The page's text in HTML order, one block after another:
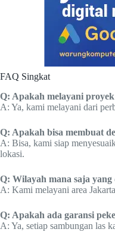
FAQ Singkat
Q: Apakah melayani
A: Ya, kami melayani dari
Q: Apakah bisa membuat
A: Bisa, kami siap
lokasi.
Q: Wilayah mana saja yang
A: Kami melayani area
Q: Apakah ada garansi
A: Ya, setiap sambungan las